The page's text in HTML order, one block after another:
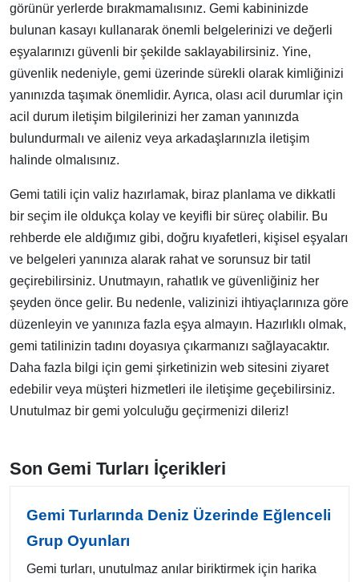
görünür yerlerde bırakmamalısınız. Gemi kabininizde
bulunan kasayı kullanarak önemli belgelerinizi ve değerli
eşyalarınızı güvenli bir şekilde saklayabilirsiniz. Yine,
güvenlik nedeniyle, gemi üzerinde sürekli olarak kimliğinizi
yanınızda taşımak önemlidir. Ayrıca, olası acil durumlar için
acil durum iletişim bilgilerinizi her zaman yanınızda
bulundurmalı ve aileniz veya arkadaşlarınızla iletişim
halinde olmalısınız.
Gemi tatili için valiz hazırlamak, biraz planlama ve dikkatli
bir seçim ile oldukça kolay ve keyifli bir süreç olabilir. Bu
rehberde ele aldığımız gibi, doğru kıyafetleri, kişisel eşyaları
ve belgeleri yanınıza alarak rahat ve sorunsuz bir tatil
geçirebilirsiniz. Unutmayın, rahatlık ve güvenliğiniz her
şeyden önce gelir. Bu nedenle, valizinizi ihtiyaçlarınıza göre
düzenleyin ve yanınıza fazla eşya almayın. Hazırlıklı olmak,
gemi tatilinizin tadını doyasıya çıkarmanızı sağlayacaktır.
Daha fazla bilgi için gemi şirketinizin web sitesini ziyaret
edebilir veya müşteri hizmetleri ile iletişime geçebilirsiniz.
Unutulmaz bir gemi yolculuğu geçirmenizi dileriz!
Son Gemi Turları İçerikleri
Gemi Turlarında Deniz Üzerinde Eğlenceli
Grup Oyunları
Gemi turları, unutulmaz anılar biriktirmek için harika